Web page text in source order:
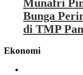
Munafri
Bunga
di TMP
Ekonomi